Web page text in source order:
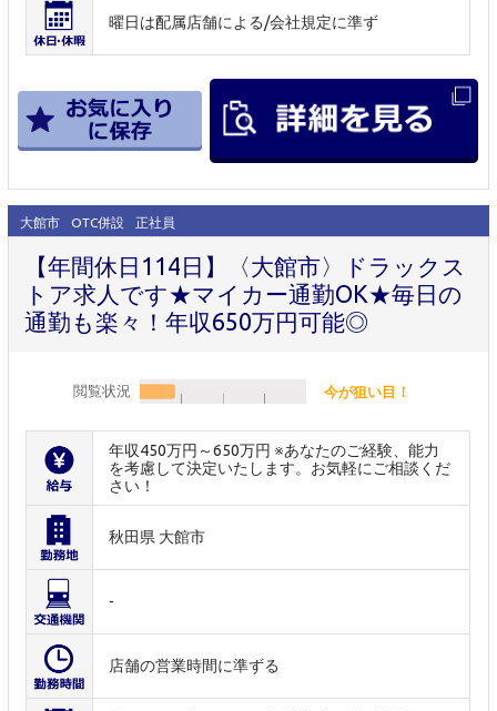
曜日は配属店舗による/会社規定に準ず
大館市 OTC併設 正社員
【年間休日114日】〈大館市〉ドラックス
トア求人です★マイカー通勤OK★毎日の
通勤も楽々！年収650万円可能◎
閲覧状況 今が狙い目！
年収450万円～650万円 ※あなたのご経験、能力
を考慮して決定いたします。お気軽にご相談くだ
さい！
秋田県 大館市
-
店舗の営業時間に準ずる